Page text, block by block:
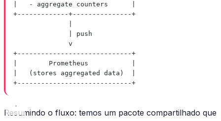
|   - aggregate counters      |
+-------------+---------------+
| push
v
+-----------------------------+
|        Prometheus           |
|   (stores aggregated data)  |
+-----------------------------+
Resumindo o fluxo: temos um pacote compartilhado que